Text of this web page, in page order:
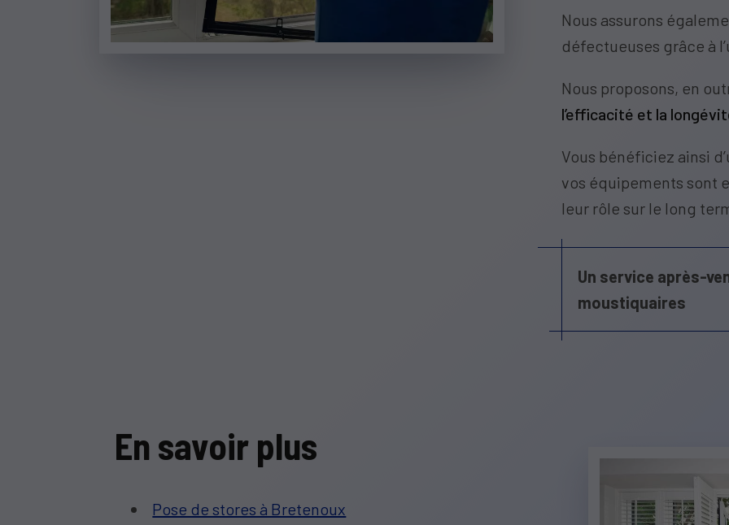
Nous assurons
défectueuses grâce à
Nous proposons, en
l’efficacité et la
Vous bénéficiez ainsi
vos équipements sont
leur rôle sur le long
Un service après-
moustiquaires
En savoir plus
Pose de stores à Bretenoux